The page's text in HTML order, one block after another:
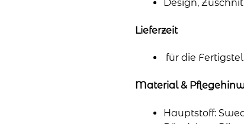
Design,
Lieferzeit
für die
Material &
Hauptstoff: